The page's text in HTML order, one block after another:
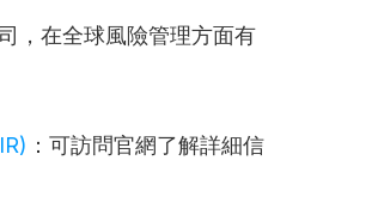
，在全球風險管理方面有
：可訪問官網了解詳細信